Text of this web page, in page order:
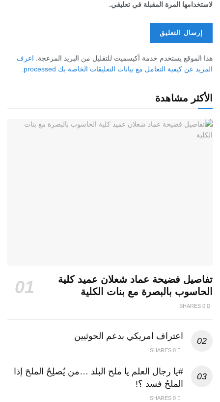
لاستخدامها المرة المقبلة في تعليقي.
هذا الموقع يستخدم خدمة أكيسميت للتقليل من البريد المزعجة. اعرف
المزيد عن كيفية التعامل مع بيانات التعليقات الخاصة بك processed
.
الأكثر مشاهدة
تفاصيل فضيحة عماد شعلان عميد كلية
الحاسوب بالبصرة مع بنات الكلية
اعتراف امريكي بدعم الحوثيين
#يا رجال العلم يا ملح البلد …من يُصلِحُ الملحَ إذا
الملحُ فسد ؟!